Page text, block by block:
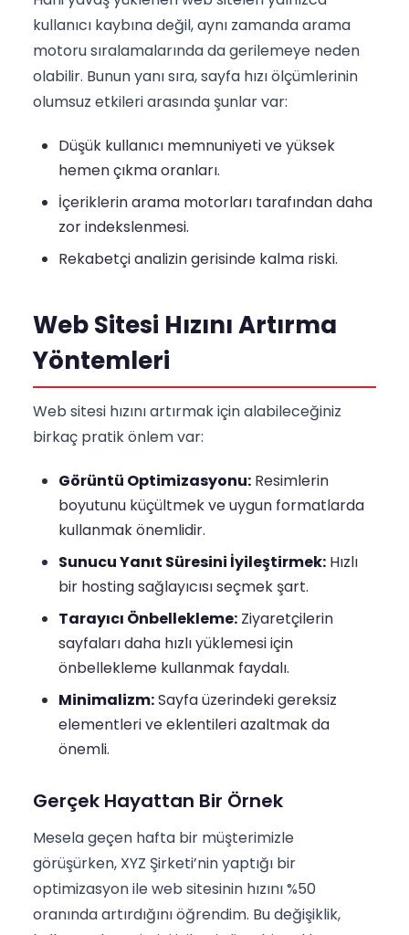
kullanıcı kaybına değil, aynı zamanda arama
motoru sıralamalarında da gerilemeye neden
olabilir. Bunun yanı sıra, sayfa hızı ölçümlerinin
olumsuz etkileri arasında şunlar var:
Düşük kullanıcı memnuniyeti ve yüksek
hemen çıkma oranları.
İçeriklerin arama motorları tarafından daha
zor indekslenmesi.
Rekabetçi analizin gerisinde kalma riski.
Web Sitesi Hızını Artırma
Yöntemleri
Web sitesi hızını artırmak için alabileceğiniz
birkaç pratik önlem var:
Görüntü Optimizasyonu: Resimlerin
boyutunu küçültmek ve uygun formatlarda
kullanmak önemlidir.
Sunucu Yanıt Süresini İyileştirmek: Hızlı
bir hosting sağlayıcısı seçmek şart.
Tarayıcı Önbellekleme: Ziyaretçilerin
sayfaları daha hızlı yüklemesi için
önbellekleme kullanmak faydalı.
Minimalizm:Sayfa üzerindeki gereksiz
elementleri ve eklentileri azaltmak da
önemli.
Gerçek Hayattan Bir Örnek
Mesela geçen hafta bir müşterimizle
görüşürken, XYZ Şirketi’nin yaptığı bir
optimizasyon ile web sitesinin hızını %50
oranında artırdığını öğrendim. Bu değişiklik,